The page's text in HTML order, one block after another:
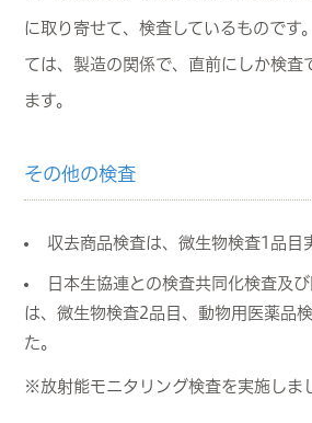
に取り寄せて、検査しているものです
ては、製造の関係で、直前にしか検査
ます。
その他の検査
収去商品検査は、微生物検査1品目
日本生協連との検査共同化検査及
は、微生物検査2品目、動物用医薬品
た。
※放射能モニタリング検査を実施しま